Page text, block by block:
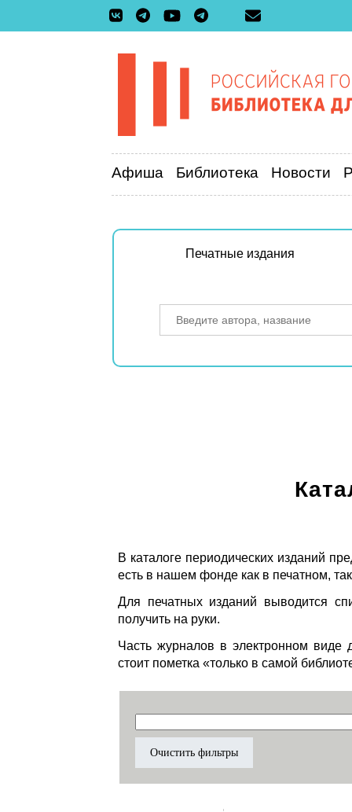
Афиша Библиотека Новости
Печатные издания
В каталоге периодических изданий
есть в нашем фонде как в печатном,
Для печатных изданий выводится
получить на руки.
Часть журналов в электронном виде
стоит пометка «только в самой